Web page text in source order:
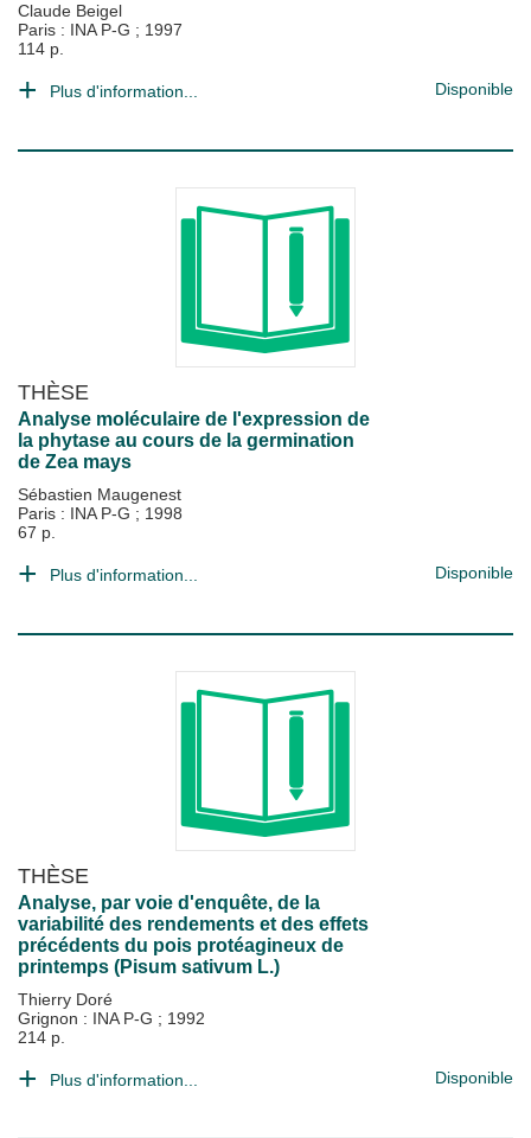
Claude Beigel
Paris : INA P-G ; 1997
114 p.
Plus d'information... Disponible
THÈSE
Analyse moléculaire de l'expression de
la phytase au cours de la germination
de Zea mays
Sébastien Maugenest
Paris : INA P-G ; 1998
67 p.
Plus d'information... Disponible
THÈSE
Analyse, par voie d'enquête, de la
variabilité des rendements et des effets
précédents du pois protéagineux de
printemps (Pisum sativum L.)
Thierry Doré
Grignon : INA P-G ; 1992
214 p.
Plus d'information... Disponible